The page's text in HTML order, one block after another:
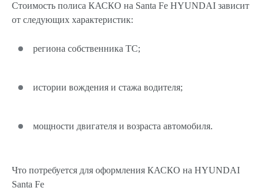
Стоимость полиса КАСКО на Santa Fe HYUNDAI зависит
от следующих характеристик:
региона собственника ТС;
истории вождения и стажа водителя;
мощности двигателя и возраста автомобиля.
Что потребуется для оформления КАСКО на HYUNDAI
Santa Fe